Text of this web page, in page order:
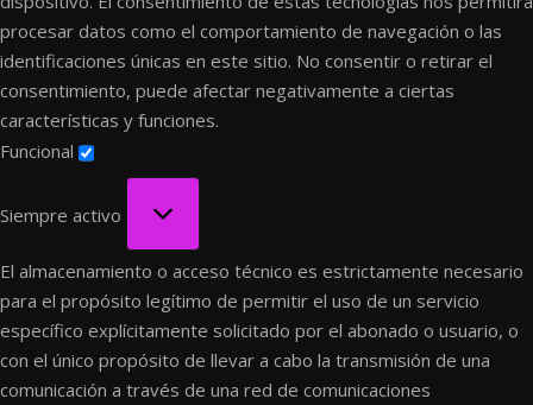
procesar datos como el comportamiento de navegación o las
identificaciones únicas en este sitio. No consentir o retirar el
consentimiento, puede afectar negativamente a ciertas
características y funciones.
Funcional
Siempre activo
El almacenamiento o acceso técnico es estrictamente necesario
para el propósito legítimo de permitir el uso de un servicio
específico explícitamente solicitado por el abonado o usuario, o
con el único propósito de llevar a cabo la transmisión de una
comunicación a través de una red de comunicaciones